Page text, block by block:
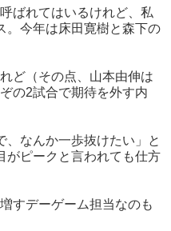
ばれてはいるけれど、私
。今年は床田寛樹と森下の
ど（その点、山本由伸は
の2試合で期待を外す内
、なんか一歩抜けたい」と
がピークと言われても仕方
すデーゲーム担当なのも